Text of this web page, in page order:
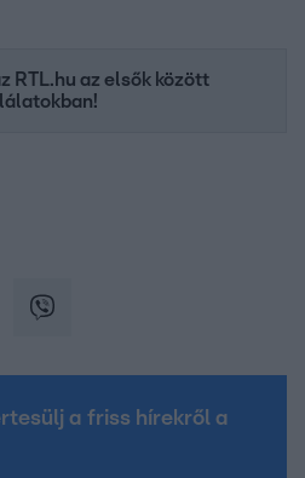
RTL.hu az elsők között
a friss hírekről a